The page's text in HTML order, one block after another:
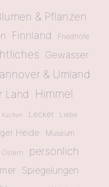
& Pflanzen
Finnland Friedhöfe
Gewässer
& Umland
Land Himmel
Kuchen Lecker Liebe
Heide Museum
Ostern persönlich
Spiegelungen